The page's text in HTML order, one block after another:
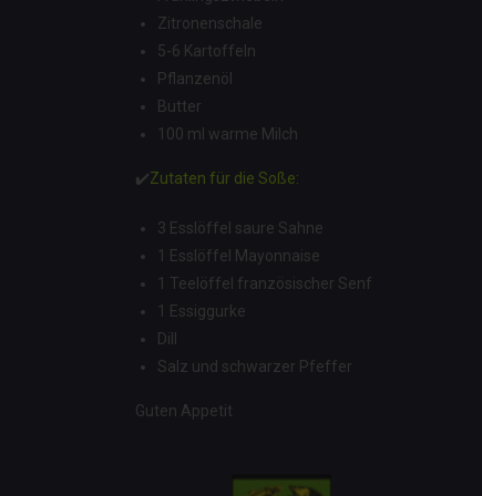
Zitronenschale
5-6 Kartoffeln
Pflanzenöl
Butter
100 ml warme Milch
✔️Zutaten für die Soße:
3 Esslöffel saure Sahne
1 Esslöffel Mayonnaise
1 Teelöffel französischer Senf
1 Essiggurke
Dill
Salz und schwarzer Pfeffer
Guten Appetit